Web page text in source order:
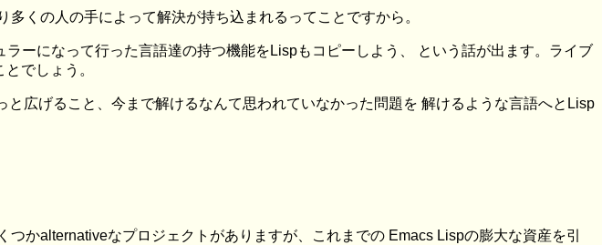
くの人の手によって解決が持ち込まれるってことですから。
ーになって行った言語達の持つ機能をLispもコピーしよう、 という話が出ます。ライブ
でしょう。
広げること、今まで解けるなんて思われていなかった問題を 解けるような言語へとLisp
かalternativeなプロジェクトがありますが、これまでの Emacs Lispの膨大な資産を引